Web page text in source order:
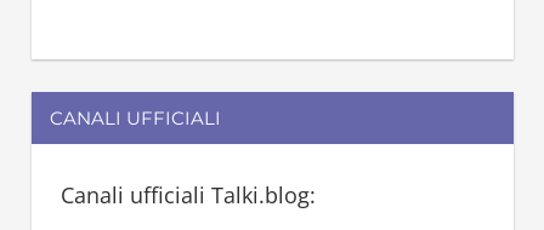
CANALI UFFICIALI
Canali ufficiali Talki.blog: